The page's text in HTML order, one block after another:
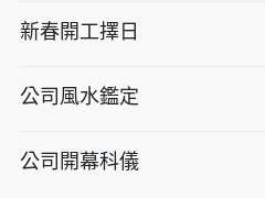
新春開工擇日
公司風水鑑定
公司開幕科儀